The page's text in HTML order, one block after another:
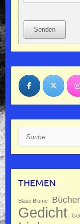
Senden
Suche
THEMEN
Blaue Blume Bücher
Gedicht